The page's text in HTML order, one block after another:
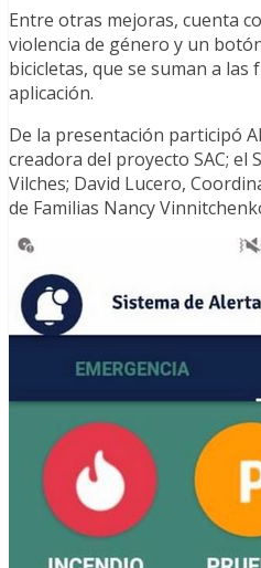
Entre otras mejoras, cuenta
violencia de género y un
bicicletas, que se suman a
aplicación.
De la presentación participó
creadora del proyecto SAC; el
Vilches; David Lucero,
de Familias Nancy